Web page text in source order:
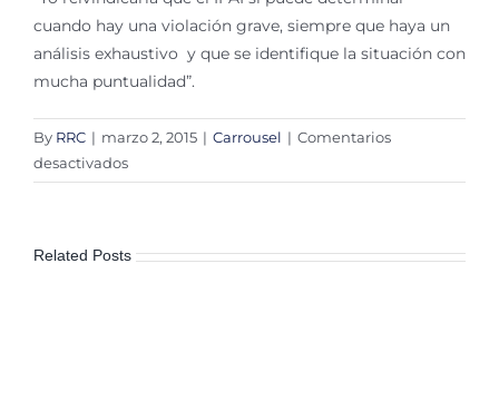
cuando hay una violación grave, siempre que haya un
análisis exhaustivo y que se identifique la situación con
mucha puntualidad”.
By RRC | marzo 2, 2015 | Carrousel | Comentarios
desactivadosen
Ley
declaraciones
Related Posts